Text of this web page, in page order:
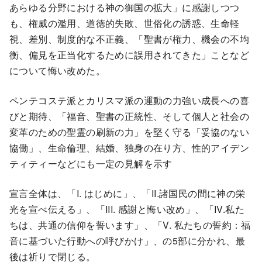
あらゆる分野における神の御国の拡大」に感謝しつつ
も、権威の濫用、道徳的失敗、世俗化の誘惑、生命軽
視、差別、制度的な不正義、「聖書が権力、機会の不均
衡、偏見を正当化するために誤用されてきた」ことなど
について悔い改めた。
ペンテコステ派とカリスマ派の運動の力強い成長への喜
びと期待、「福音、聖書の正統性、そして個人と社会の
変革のための聖霊の刷新の力」を堅く守る「妥協のない
協働」、生命倫理、結婚、独身の在り方、性的アイデン
ティティーなどにも一定の見解を示す
宣言全体は、「I. はじめに」、「II.諸国民の間に神の栄
光を宣べ伝える」、「III. 感謝と悔い改め」、「IV.私た
ちは、共通の信仰を誓います」、「V. 私たちの誓約：福
音に基づいた行動への呼びかけ」、の5部に分かれ、最
後は祈りで閉じる。